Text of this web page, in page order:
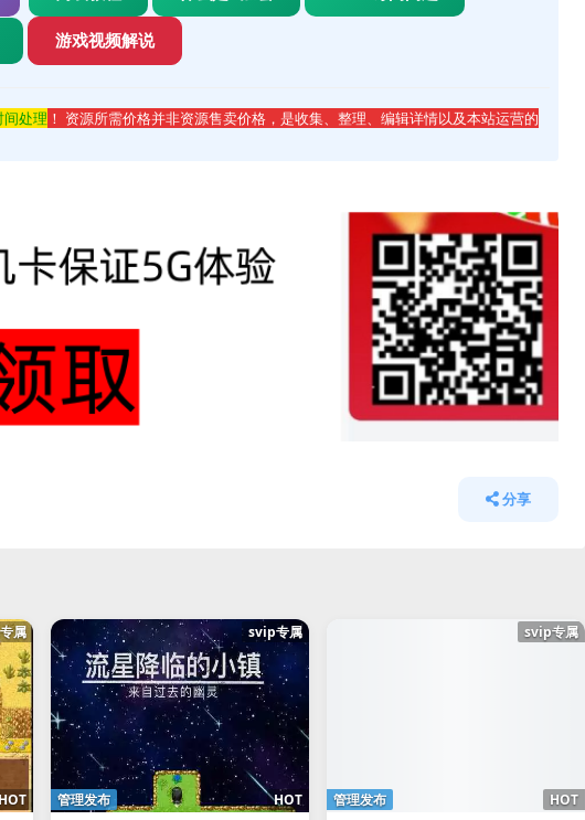
游戏视频解说
处理 ！ 资源所需价格并非资源售卖价格，是收集、整理、编辑详情以及本站运营的
分享
属
HOT
svip专属
HOT
管理发布
svip专属
HOT
管理发布